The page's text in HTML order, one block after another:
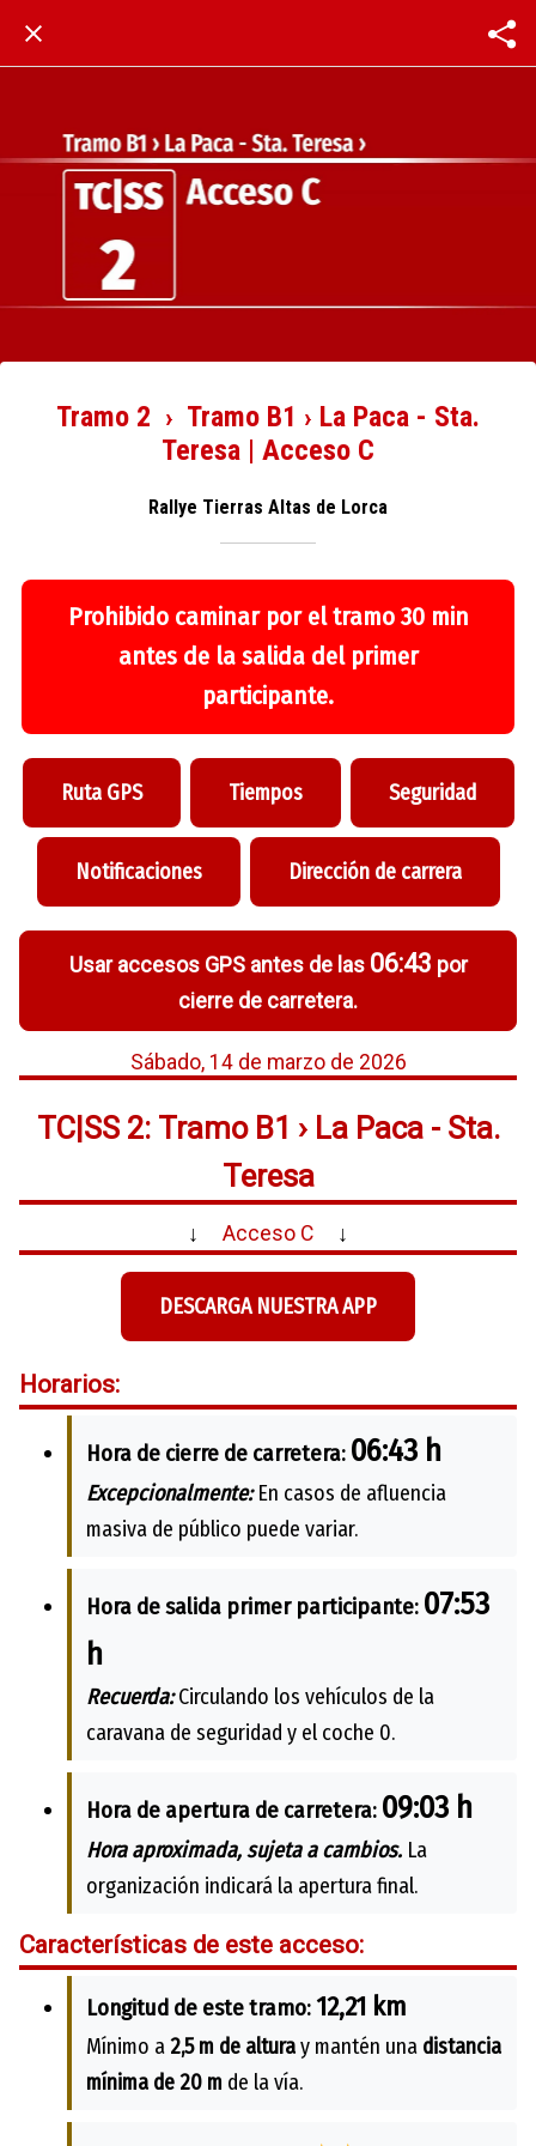
Tramo 2 › Tramo B1 › La Paca - Sta.
Teresa | Acceso C
Rallye Tierras Altas de Lorca
Prohibido caminar por el tramo 30 min
antes de la salida del primer
participante.
Ruta GPS Tiempos Seguridad
Notificaciones Dirección de carrera
Usar accesos GPS antes de las 06:43 por
cierre de carretera.
Sábado, 14 de marzo de 2026
TC|SS 2: Tramo B1 › La Paca - Sta.
Teresa
↓ Acceso C ↓
DESCARGA NUESTRA APP
Horarios:
Hora de cierre de carretera: 06:43 h
Excepcionalmente:En casos de afluencia
masiva de público puede variar.
Hora de salida primer participante: 07:53
h
Recuerda:Circulando los vehículos de la
caravana de seguridad y el coche 0.
Hora de apertura de carretera: 09:03 h
Hora aproximada, sujeta a cambios. La
organización indicará la apertura final.
Características de este acceso:
Longitud de este tramo: 12,21 km
Mínimo a2,5 m de alturay mantén una distancia
mínima de 20 m de la vía.